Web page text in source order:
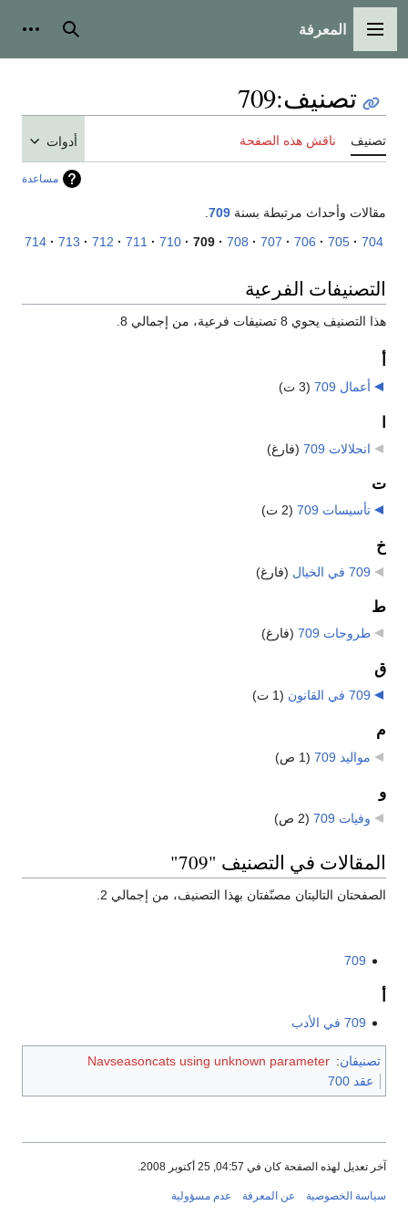
القائمة الرئيسية
المعرفة بحث
تصنيف:
709
تصنيف ناقش هذه الصفحة أدوات
مساعدة
مقالات وأحداث مرتبطة بسنة 709
704
705
706
707
708
709
710
711
712
713
714
التصنيفات الفرعية
هذا التصنيف يحوي 8 تصنيفات فرعية، من إجمالي 8.
أعمال 709 (3 ت)
انحلالات 709 (فارغ)
ت
تأسيسات 709 (2 ت)
خ
709 في الخيال (فارغ)
ط
طروحات 709 (فارغ)
ق
709 في القانون (1 ت)
م
مواليد 709 (1 ص)
و
وفيات 709 (2 ص)
المقالات في التصنيف "709"
الصفحتان التاليتان مصنّفتان بهذا التصنيف، من إجمالي 2.
709
709 في الأدب
تصنيفان:
Navseasoncats using unknown parameter
عقد 700
آخر تعديل لهذه الصفحة كان في 04:57, 25 أكتوبر 2008.
سياسة الخصوصية عن المعرفة عدم مسؤولية